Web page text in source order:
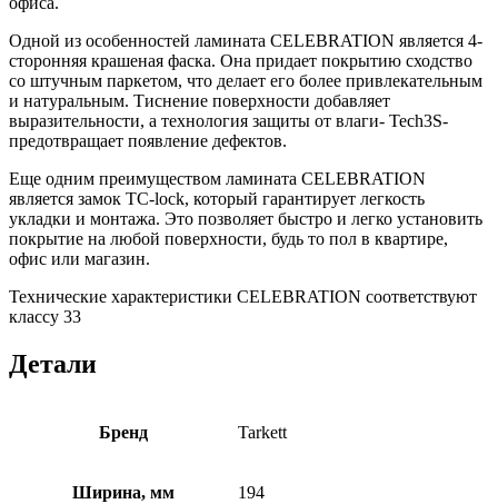
Одной из особенностей ламината CELEBRATION является 4-
сторонняя крашеная фаска. Она придает покрытию сходство
со штучным паркетом, что делает его более привлекательным
и натуральным. Тиснение поверхности добавляет
выразительности, а технология защиты от влаги- Tech3S-
предотвращает появление дефектов.
Еще одним преимуществом ламината CELEBRATION
является замок TC-lock, который гарантирует легкость
укладки и монтажа. Это позволяет быстро и легко установить
покрытие на любой поверхности, будь то пол в квартире,
офис или магазин.
Технические характеристики CELEBRATION соответствуют
классу 33
Детали
Бренд Tarkett
Ширина, мм 194